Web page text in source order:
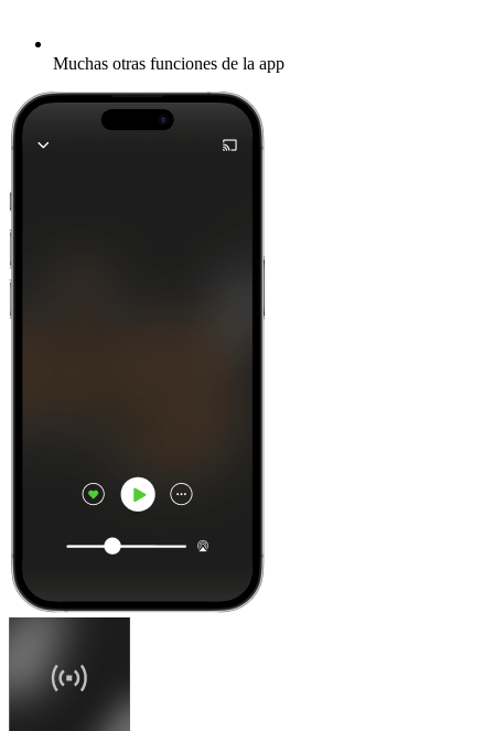
Muchas otras funciones de la app